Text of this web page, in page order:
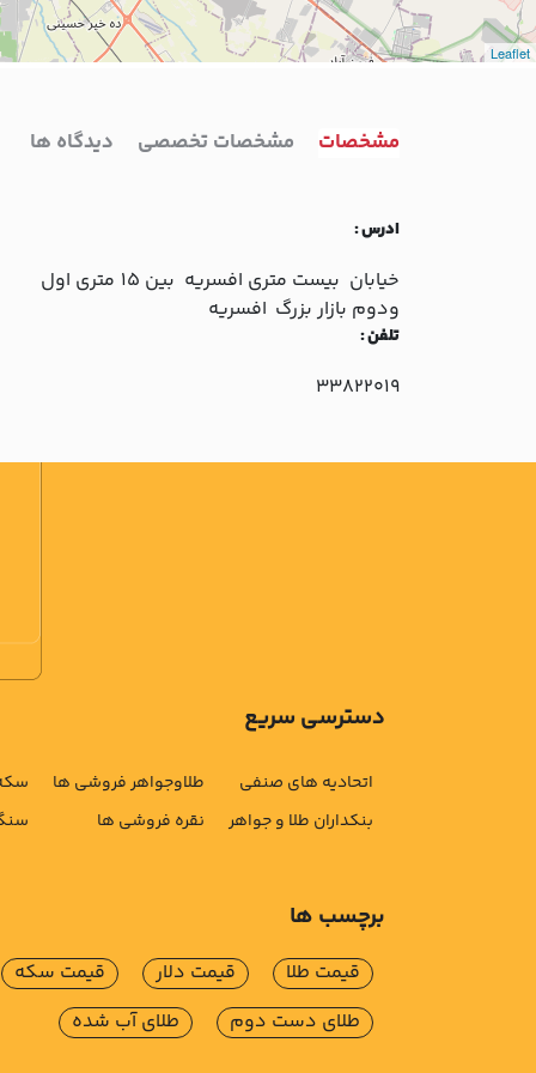
Leaflet
مشخصات مشخصات تخصصی دیدگاه ها
ادرس :
خيابان بيست متري افسريه بين 15 متري اول
ودوم بازار بزرگ افسريه
تلفن :
33822019
دسترسی سریع
اتحادیه های صنفی
بنکداران طلا و جواهر
طلاوجواهر فروشی ها
نقره فروشی ها
برچسب ها
قیمت طلا قیمت دلار
قیمت سکه
طلای دست دوم
طلای آب شده